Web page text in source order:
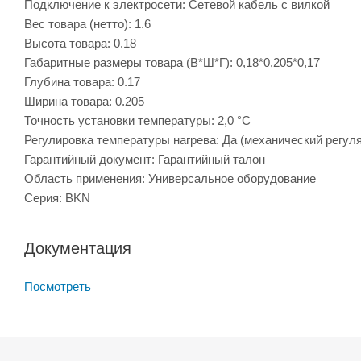
Подключение к электросети: Сетевой кабель с вилкой
Вес товара (нетто): 1.6
Высота товара: 0.18
Габаритные размеры товара (В*Ш*Г): 0,18*0,205*0,17
Глубина товара: 0.17
Ширина товара: 0.205
Точность установки температуры: 2,0 °С
Регулировка температуры нагрева: Да (механический
Гарантийный документ: Гарантийный талон
Область применения: Универсальное оборудование
Серия: BKN
Документация
Посмотреть